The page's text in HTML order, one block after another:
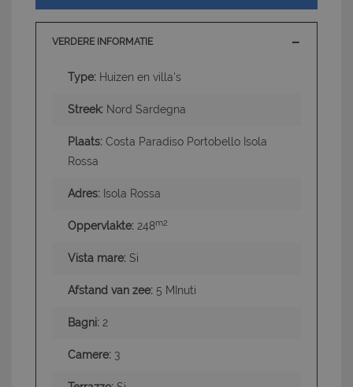
VERDERE INFORMATIE
Type: Huizen en villa's
Streek: Nord Sardegna
Plaats: Costa Paradiso Portobello Isola
Rossa
Adres: Isola Rossa
Oppervlakte: 248m2
Vista mare: Si
Afstand van zee: 5 MInuti
Bagni: 2
Camere: 3